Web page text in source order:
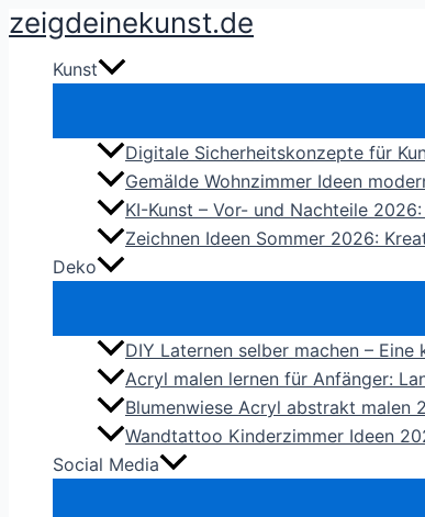
Zum
springen
zeigdeinekunst.de
Kunst
Digitale Sicherheitskonzepte für
Gemälde Wohnzimmer Ideen
KI-Kunst – Vor- und Nachteile
Zeichnen Ideen Sommer 2026:
Deko
DIY Laternen selber machen –
Acryl malen lernen für Anfänger:
Blumenwiese Acryl abstrakt malen
Wandtattoo Kinderzimmer Ideen
Social Media